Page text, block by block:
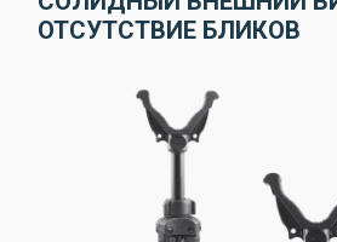
ОТСУТСТВИЕ БЛИКОВ